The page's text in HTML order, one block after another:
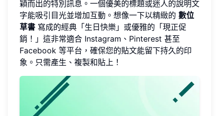
穎而出的特別訊息。一個優美的標題或迷人的說明文
字能吸引目光並增加互動。想像一下以精緻的 數位
草書 寫成的經典「生日快樂」或優雅的「現正促
銷！」這非常適合 Instagram、Pinterest 甚至
Facebook 等平台，確保您的貼文能留下持久的印
象。只需產生、複製和貼上！